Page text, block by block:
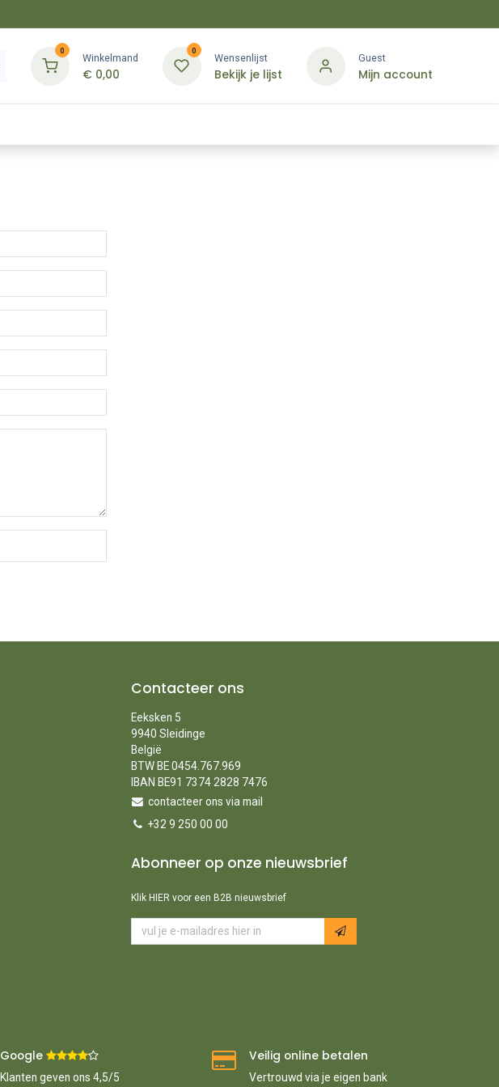
0
Winkelmand
€ 0,00
0
Wensenlijst
Bekijk je lijst
Guest
Mijn account
Contacteer ons
Eeksken 5
9940 Sleidinge
België
BTW BE 0454.767.969
IBAN BE91 7374 2828 7476
contacteer ons via mail
+32 9 250 00 00
Abonneer op onze nieuwsbrief
Klik HIER voor een B2B nieuwsbrief
Google ​
Klanten geven ons 4,5/5
Veilig online betalen
Vertrouwd via je eigen bank